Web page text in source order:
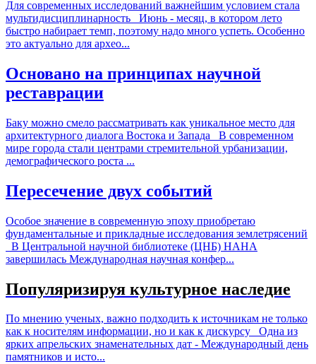
Для современных исследований важнейшим условием стала
мультидисциплинарность Июнь - месяц, в котором лето
быстро набирает темп, поэтому надо много успеть. Особенно
это актуально для архео...
Основано на принципах научной
реставрации
Баку можно смело рассматривать как уникальное место для
архитектурного диалога Востока и Запада В современном
мире города стали центрами стремительной урбанизации,
демографического роста ...
Пересечение двух событий
Особое значение в современную эпоху приобретаю
фундаментальные и прикладные исследования землетрясений
В Центральной научной библиотеке (ЦНБ) НАНА
завершилась Международная научная конфер...
Популяризируя культурное наследие
По мнению ученых, важно подходить к источникам не только
как к носителям информации, но и как к дискурсу Одна из
ярких апрельских знаменательных дат - Международный день
памятников и исто...